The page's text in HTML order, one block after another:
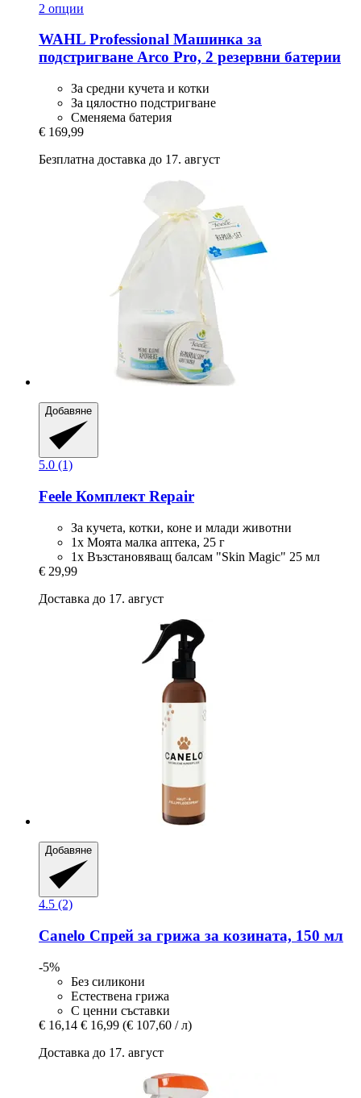
2 опции
WAHL Professional Машинка за
подстригване Arco Pro, 2 резервни батерии
За средни кучета и котки
За цялостно подстригване
Сменяема батерия
€ 169,99
Безплатна доставка до 17. август
Добавяне
5.0 (1)
Feele Комплект Repair
За кучета, котки, коне и млади животни
1x Моята малка аптека, 25 г
1x Възстановяващ балсам "Skin Magic" 25 мл
€ 29,99
Доставка до 17. август
Добавяне
4.5 (2)
Canelo Спрей за грижа за козината, 150 мл
-5%
Без силикони
Естествена грижа
С ценни съставки
€ 16,14 € 16,99 (€ 107,60 / л)
Доставка до 17. август